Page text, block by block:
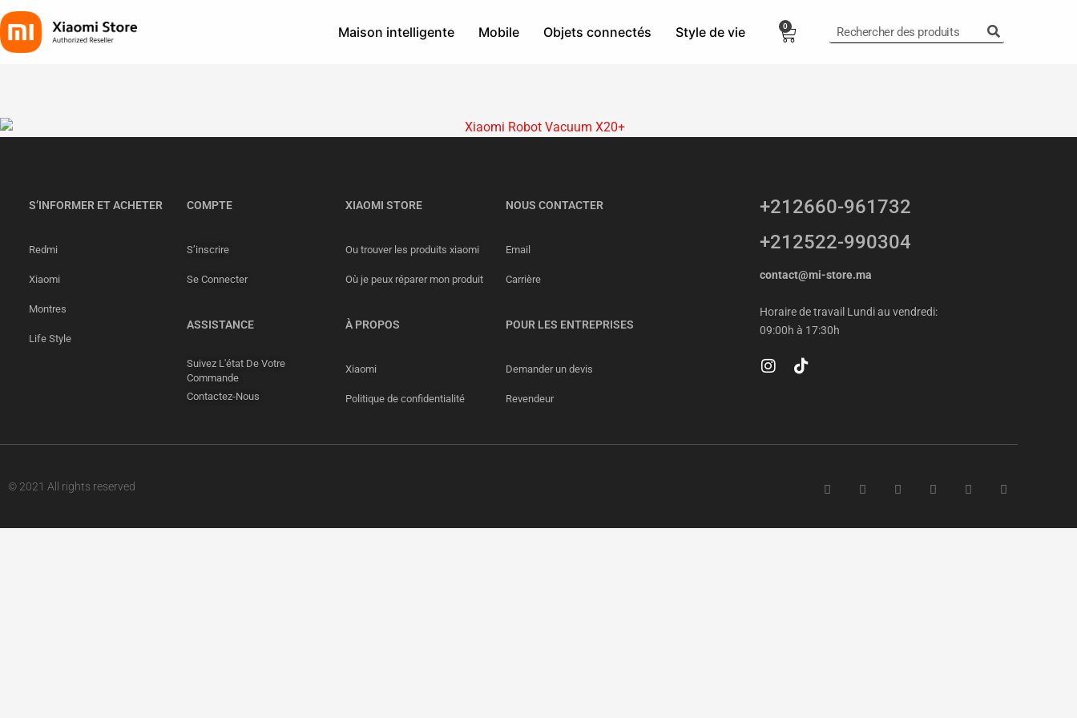
Maison intelligente Mobile Objets connectés Style de vie 0
S’INFORMER ET ACHETER
Redmi
Xiaomi
Montres
Life Style
COMPTE
S’inscrire
Se Connecter
ASSISTANCE
Suivez L'état De Votre
Commande
Contactez-Nous
XIAOMI STORE
Ou trouver les produits xiaomi
Où je peux réparer mon produit
À PROPOS
Xiaomi
Politique de confidentialité
NOUS CONTACTER
Email
Carrière
POUR LES ENTREPRISES
Demander un devis
Revendeur
+212660-961732
+212522-990304
contact@mi-store.ma
Horaire de travail Lundi au vendredi:
09:00h à 17:30h
© 2021 All rights reserved